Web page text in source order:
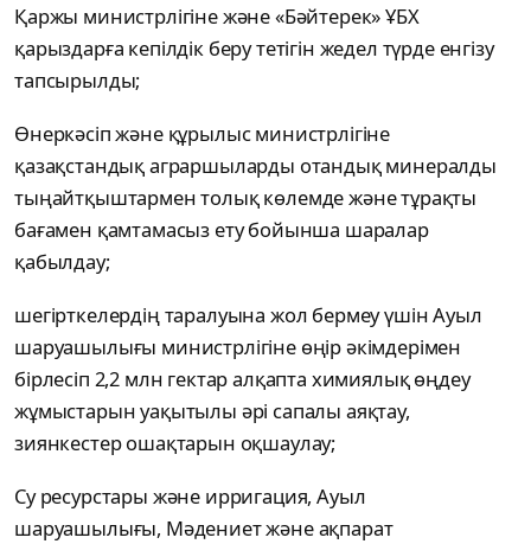
Қаржы министрлігіне және «Бәйтерек» ҰБХ
қарыздарға кепілдік беру тетігін жедел түрде енгізу
тапсырылды;
Өнеркәсіп және құрылыс министрлігіне
қазақстандық аграршыларды отандық минералды
тыңайтқыштармен толық көлемде және тұрақты
бағамен қамтамасыз ету бойынша шаралар
қабылдау;
шегірткелердің таралуына жол бермеу үшін Ауыл
шаруашылығы министрлігіне өңір әкімдерімен
бірлесіп 2,2 млн гектар алқапта химиялық өңдеу
жұмыстарын уақытылы әрі сапалы аяқтау,
зиянкестер ошақтарын оқшаулау;
Су ресурстары және ирригация, Ауыл
шаруашылығы, Мәдениет және ақпарат